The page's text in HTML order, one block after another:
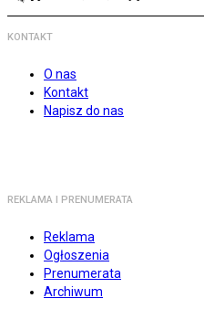
KONTAKT
O nas
Kontakt
Napisz do nas
REKLAMA I PRENUMERATA
Reklama
Ogłoszenia
Prenumerata
Archiwum